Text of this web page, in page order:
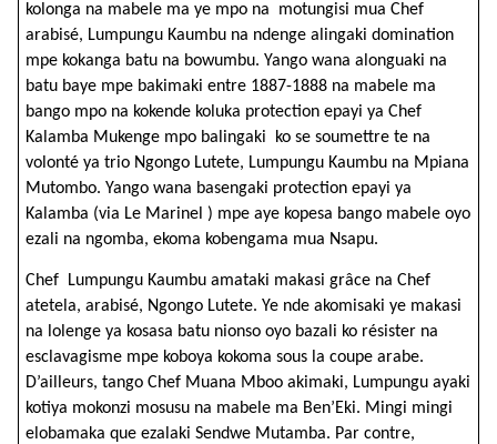
kolonga na mabele ma ye mpo na motungisi mua Chef
arabisé, Lumpungu Kaumbu na ndenge alingaki domination
mpe kokanga batu na bowumbu. Yango wana alonguaki na
batu baye mpe bakimaki entre 1887-1888 na mabele ma
bango mpo na kokende koluka protection epayi ya Chef
Kalamba Mukenge mpo balingaki ko se soumettre te na
volonté ya trio Ngongo Lutete, Lumpungu Kaumbu na Mpiana
Mutombo. Yango wana basengaki protection epayi ya
Kalamba (via Le Marinel ) mpe aye kopesa bango mabele oyo
ezali na ngomba, ekoma kobengama mua Nsapu.
Chef Lumpungu Kaumbu amataki makasi grâce na Chef
atetela, arabisé, Ngongo Lutete. Ye nde akomisaki ye makasi
na lolenge ya kosasa batu nionso oyo bazali ko résister na
esclavagisme mpe koboya kokoma sous la coupe arabe.
D’ailleurs, tango Chef Muana Mboo akimaki, Lumpungu ayaki
kotiya mokonzi mosusu na mabele ma Ben’Eki. Mingi mingi
elobamaka que ezalaki Sendwe Mutamba. Par contre,